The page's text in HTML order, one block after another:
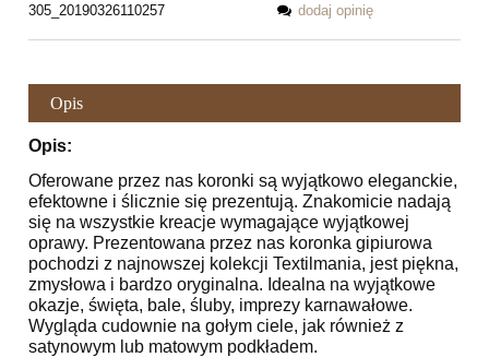
305_20190326110257
dodaj opinię
Opis
Opis:
Oferowane przez nas koronki są wyjątkowo eleganckie,
efektowne i ślicznie się prezentują. Znakomicie nadają
się na wszystkie kreacje wymagające wyjątkowej
oprawy. Prezentowana przez nas koronka gipiurowa
pochodzi z najnowszej kolekcji Textilmania, jest piękna,
zmysłowa i bardzo oryginalna. Idealna na wyjątkowe
okazje, święta, bale, śluby, imprezy karnawałowe.
Wygląda cudownie na gołym ciele, jak również z
satynowym lub matowym podkładem.